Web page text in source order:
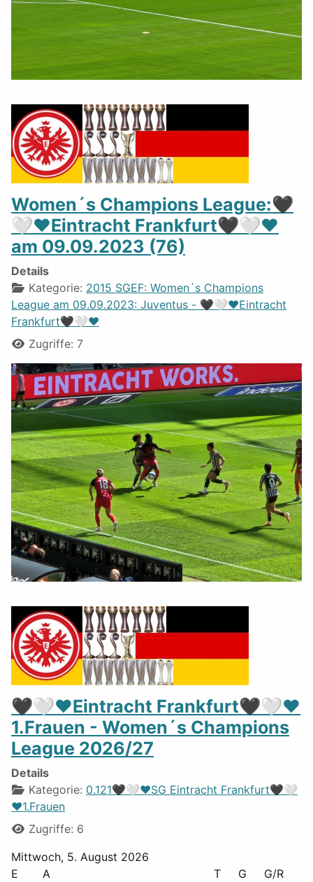
Women´s Champions League:🖤
🤍❤️Eintracht Frankfurt🖤🤍❤️
am 09.09.2023 (76)
Details
Kategorie: 2015 SGEF: Women´s Champions
League am 09.09.2023: Juventus - 🖤🤍❤️Eintracht
Frankfurt🖤🤍❤️
Zugriffe: 7
🖤🤍❤️Eintracht Frankfurt🖤🤍❤️
1.Frauen - Women´s Champions
League 2026/27
Details
Kategorie: 0.121🖤🤍❤️SG Eintracht Frankfurt🖤🤍
❤️1.Frauen
Zugriffe: 6
Mittwoch, 5. August 2026
E
A T G G/R